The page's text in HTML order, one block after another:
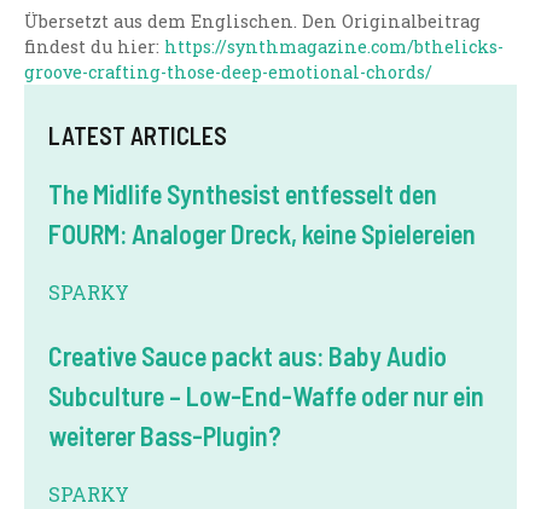
Übersetzt aus dem Englischen. Den Originalbeitrag
findest du hier: https://synthmagazine.com/bthelicks-
groove-crafting-those-deep-emotional-chords/
LATEST ARTICLES
The Midlife Synthesist entfesselt den
FOURM: Analoger Dreck, keine Spielereien
SPARKY
Creative Sauce packt aus: Baby Audio
Subculture – Low-End-Waffe oder nur ein
weiterer Bass-Plugin?
SPARKY